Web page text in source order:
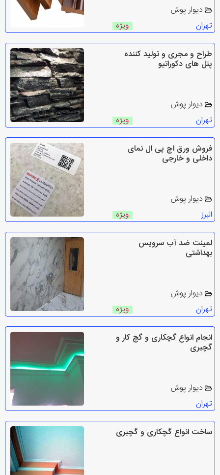
دیوار پوش
تهران
ویژه
طراح و مجری و تولید کننده
پنل های دکوراتیو
دیوار پوش
تهران
ویژه
فروش ورق اچ پی ال نمای
داخلی و خارجی
دیوار پوش
البرز
ویژه
لمینت ضد آب سرویس
بهداشتی
دیوار پوش
تهران
ویژه
انجام انواع گچکاری و گچ کار و
گچبری
دیوار پوش
تهران
ساخت انواع گچکاری و گچبری